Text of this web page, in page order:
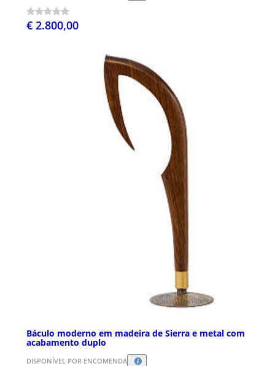
€ 2.800,00
Báculo moderno em madeira de Sierra e metal com
acabamento duplo
DISPONÍVEL POR ENCOMENDA